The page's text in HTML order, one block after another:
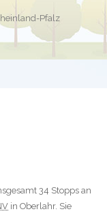
Pfalz
34 Stopps an
in Oberlahr. Sie